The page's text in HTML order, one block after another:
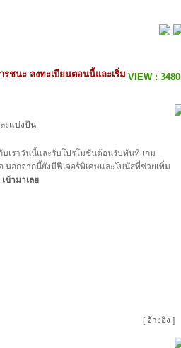
ชนะ ลงทะเบียนตอนนี้และเริ่ม VIEW : 3480
ราวันนี้และรับโปรโมชั่นต้อนรับทันที เกม
อกจากนี้ยังมีฟีเจอร์พิเศษและโบนัสที่ช่วยเพิ่ม
เข้ามาเลย
[ อ้างอิง ]